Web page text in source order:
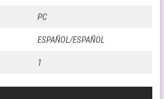
PC
ESPAÑOL/ESPAÑOL
1